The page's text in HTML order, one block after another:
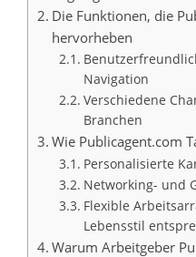
Die Funktionen, die
hervorheben
Navigation
Verschiedene
Branchen
Wie Publicagent.com
Personalisierte
Networking- und
Flexible
Lebensstil
Warum Arbeitgeber